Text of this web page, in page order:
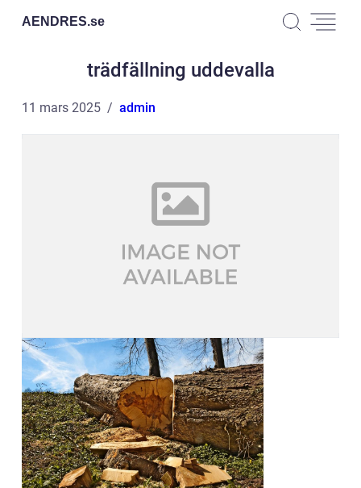
AENDRES.se
trädfällning uddevalla
11 mars 2025 admin